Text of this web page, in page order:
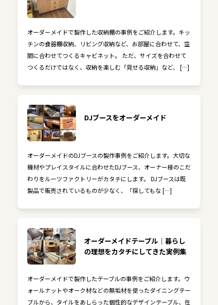
オーダーメイドで製作した収納棚の事例をご紹介します。キッ
チンの食器棚収納、リビング収納など、お部屋に合わせて、空
間に合わせてつくるキャビネット。 ただ、サイズを合わせて
つくるだけではなく、収納を楽しむ「見せる収納」など、 […]
DJブースをオーダーメイド
オーダーメイドのDJブースの製作事例をご紹介します。大切な
機材やプレイスタイルに合わせたDJブース、オーナー様のこだ
わりをルーツファクトリーがカタチにします。 DJブースは既
製品で販売されているものが少なく、「探してもな […]
オーダーメイドテーブル｜暮らし
の理想をカタチにしてきた実例集
オーダーメイドで製作したテーブルの事例をご紹介します。ウ
ォールナットやオーク材などの無垢材を使ったダイニングテー
ブルから、タイルをあしらった個性的なデザインテーブル、在